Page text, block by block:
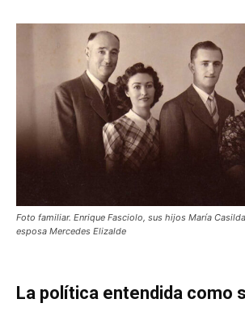
Foto familiar. Enrique Fasciolo, sus hijos María
esposa Mercedes Elizalde
La política entendida como